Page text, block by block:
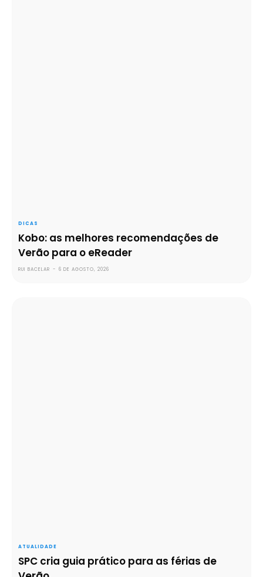
DICAS
Kobo: as melhores recomendações de
Verão para o eReader
RUI BACELAR - 6 DE AGOSTO, 2026
ATUALIDADE
SPC cria guia prático para as férias de